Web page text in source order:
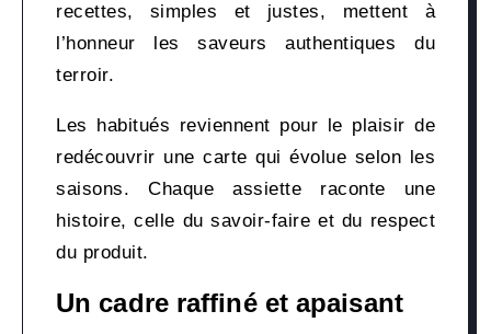
recettes, simples et justes, mettent à
l’honneur les saveurs authentiques du
terroir.
Les habitués reviennent pour le plaisir de
redécouvrir une carte qui évolue selon les
saisons. Chaque assiette raconte une
histoire, celle du savoir-faire et du respect
du produit.
Un cadre raffiné et apaisant